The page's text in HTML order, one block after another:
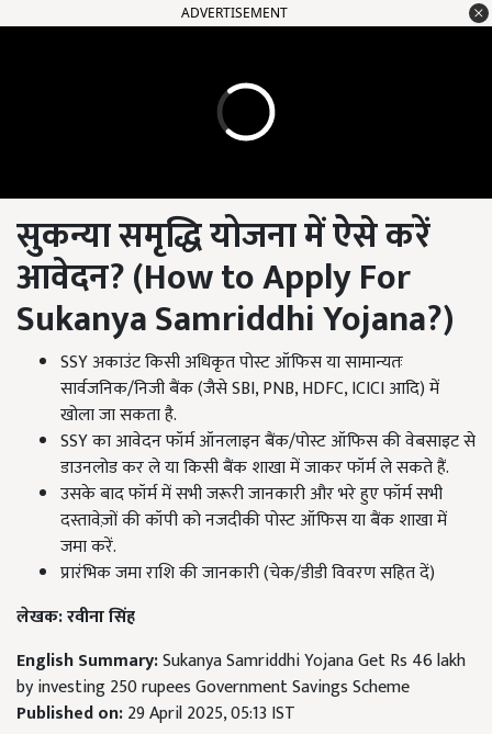
ADVERTISEMENT
सुकन्या समृद्धि योजना में ऐसे करें
आवेदन? (How to Apply For
Sukanya Samriddhi Yojana?)
SSY अकाउंट किसी अधिकृत पोस्ट ऑफिस या सामान्यतः
सार्वजनिक/निजी बैंक (जैसे SBI, PNB, HDFC, ICICI आदि) में
खोला जा सकता है.
SSY का आवेदन फॉर्म ऑनलाइन बैंक/पोस्ट ऑफिस की वेबसाइट से
डाउनलोड कर ले या किसी बैंक शाखा में जाकर फॉर्म ले सकते हैं.
उसके बाद फॉर्म में सभी जरूरी जानकारी और भरे हुए फॉर्म सभी
दस्तावेज़ों की कॉपी को नजदीकी पोस्ट ऑफिस या बैंक शाखा में
जमा करें.
प्रारंभिक जमा राशि की जानकारी (चेक/डीडी विवरण सहित दें)
लेखक: रवीना सिंह
English Summary:Sukanya Samriddhi Yojana Get Rs 46 lakh
by investing 250 rupees Government Savings Scheme
Published on:29 April 2025, 05:13 IST